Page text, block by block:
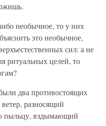
необычное, то у них
это необычное,
сил: а не
ритуальных целей, то
два противостоящих
разносящий
пыльцу, вздымающий